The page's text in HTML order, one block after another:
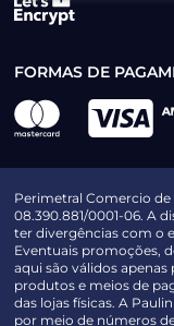
FORMAS DE
Perimetral Comercio de
08.390.881/0001-06. A
ter divergências com o
Eventuais promoções,
aqui são válidos apenas
produtos e meios de
das lojas físicas. A
por meio de números